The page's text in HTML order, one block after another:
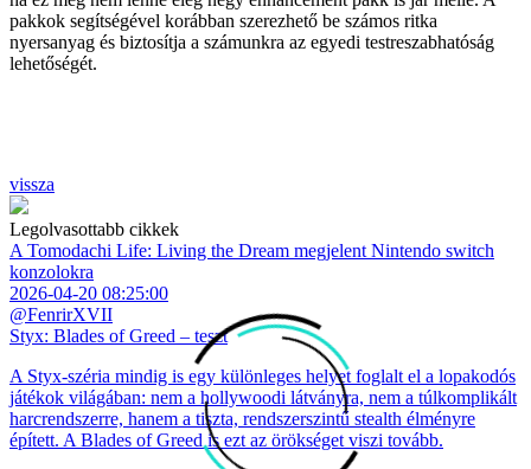
pakkok segítségével korábban szerezhető be számos ritka
nyersanyag és biztosítja a számunkra az egyedi testreszabhatóság
lehetőségét.
vissza
Legolvasottabb cikkek
A Tomodachi Life: Living the Dream megjelent Nintendo switch
konzolokra
2026-04-20 08:25:00
@FenrirXVII
Styx: Blades of Greed – teszt
A Styx-széria mindig is egy különleges helyet foglalt el a lopakodós
játékok világában: nem a hollywoodi látványra, nem a túlkomplikált
harcrendszerre, hanem a tiszta, rendszerszintű stealth élményre
épített. A Blades of Greed is ezt az örökséget viszi tovább.